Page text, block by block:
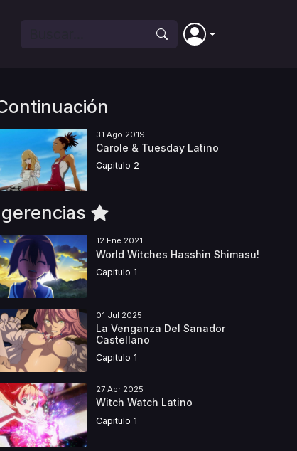
31 Ago 2019
Carole & Tuesday Latino
Capitulo 2
12 Ene 2021
World Witches Hasshin Shimasu!
Capitulo 1
01 Jul 2025
La Venganza Del Sanador
Castellano
Capitulo 1
27 Abr 2025
Witch Watch Latino
Capitulo 1